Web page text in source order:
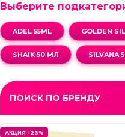
Выберите
ADEL 55ML GOLDEN
SHAIK 50 МЛ SILVANA
ПОИСК ПО БРЕНДУ
АКЦИЯ -23%
АКЦИЯ -23%